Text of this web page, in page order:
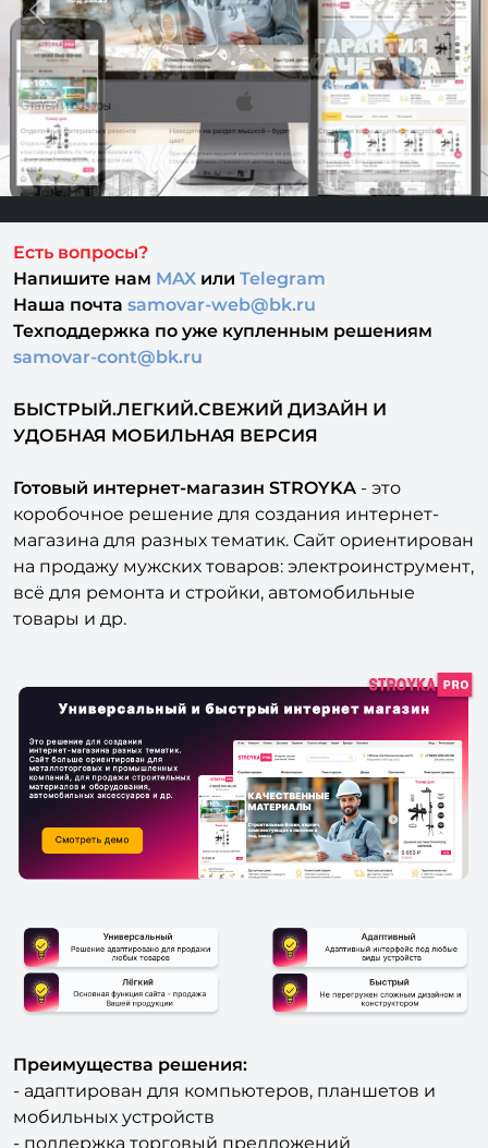
Напишите нам
Наша почта
samovar-web@bk.ru
Техподдержка
по уже купленным решениям
samovar-cont@bk.ru
БЫСТРЫЙ.ЛЕГКИЙ.СВЕЖИЙ ДИЗАЙН И
УДОБНАЯ МОБИЛЬНАЯ ВЕРСИЯ
Готовый интернет-магазин STROYKA
коробочное решение для создания интернет-
магазина для разных тематик. Сайт ориентирован
на продажу мужских товаров: электроинструмент,
всё для ремонта и стройки, автомобильные
товары и др.
- адаптирован для компьютеров, планшетов и
мобильных устройств
- поддержка торговый предложений
(возможность выбора цвета и размера товара).